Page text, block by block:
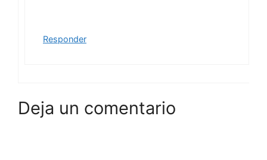
Responder
Deja un comentario